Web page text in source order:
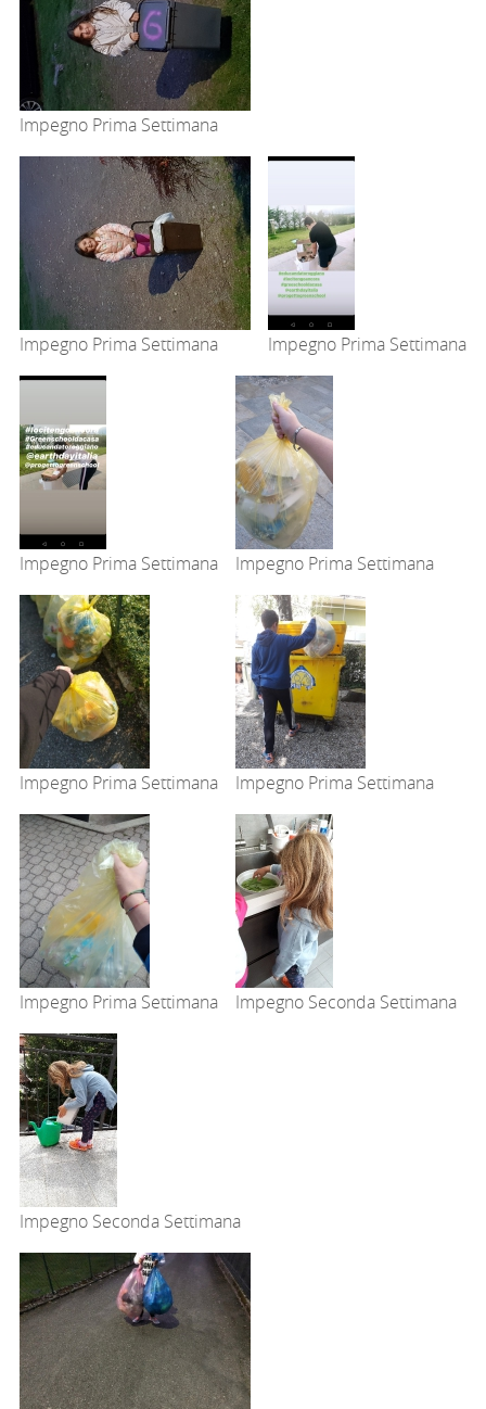
Impegno Prima Settimana
Impegno Prima Settimana Impegno Prima Settimana
Impegno Prima Settimana Impegno Prima Settimana
Impegno Prima Settimana Impegno Prima Settimana
Impegno Prima Settimana Impegno Seconda Settimana
Impegno Seconda Settimana